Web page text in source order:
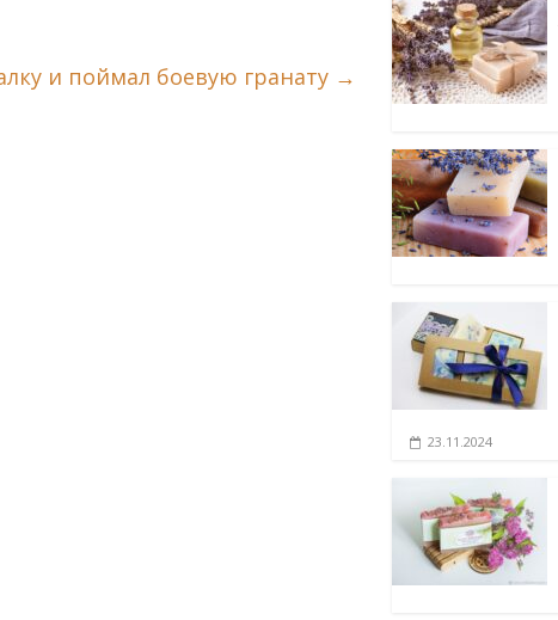
и поймал боевую гранату →
23.11.2024